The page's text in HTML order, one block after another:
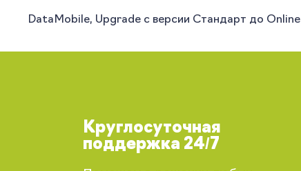
DataMobile, Upgrade с версии Стандарт до Online
Круглосуточная
поддержка 24/7